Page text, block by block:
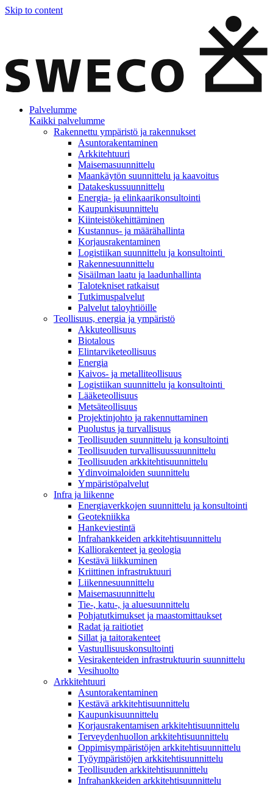
Skip to content
Palvelumme
Kaikki palvelumme
Rakennettu ympäristö ja rakennukset
Asuntorakentaminen
Arkkitehtuuri
Maisemasuunnittelu
Maankäytön suunnittelu ja kaavoitus
Datakeskussuunnittelu
Energia- ja elinkaarikonsultointi
Kaupunkisuunnittelu
Kiinteistökehittäminen
Kustannus- ja määrähallinta
Korjausrakentaminen
Logistiikan suunnittelu ja konsultointi
Rakennesuunnittelu
Sisäilman laatu ja laadunhallinta
Talotekniset ratkaisut
Tutkimuspalvelut
Palvelut taloyhtiöille
Teollisuus, energia ja ympäristö
Akkuteollisuus
Biotalous
Elintarviketeollisuus
Energia
Kaivos- ja metalliteollisuus
Logistiikan suunnittelu ja konsultointi
Lääketeollisuus
Metsäteollisuus
Projektinjohto ja rakennuttaminen
Puolustus ja turvallisuus
Teollisuuden suunnittelu ja konsultointi
Teollisuuden turvallisuussuunnittelu
Teollisuuden arkkitehtisuunnittelu
Ydinvoimaloiden suunnittelu
Ympäristöpalvelut
Infra ja liikenne
Energiaverkkojen suunnittelu ja konsultointi
Geotekniikka
Hankeviestintä
Infrahankkeiden arkkitehtisuunnittelu
Kalliorakenteet ja geologia
Kestävä liikkuminen
Kriittinen infrastruktuuri
Liikennesuunnittelu
Maisemasuunnittelu
Tie-, katu-, ja aluesuunnittelu
Pohjatutkimukset ja maastomittaukset
Radat ja raitiotiet
Sillat ja taitorakenteet
Vastuullisuuskonsultointi
Vesirakenteiden infrastruktuurin suunnittelu
Vesihuolto
Arkkitehtuuri
Asuntorakentaminen
Kestävä arkkitehtisuunnittelu
Kaupunkisuunnittelu
Korjausrakentamisen arkkitehtisuunnittelu
Terveydenhuollon arkkitehtisuunnittelu
Oppimisympäristöjen arkkitehtisuunnittelu
Työympäristöjen arkkitehtisuunnittelu
Teollisuuden arkkitehtisuunnittelu
Infrahankkeiden arkkitehtisuunnittelu